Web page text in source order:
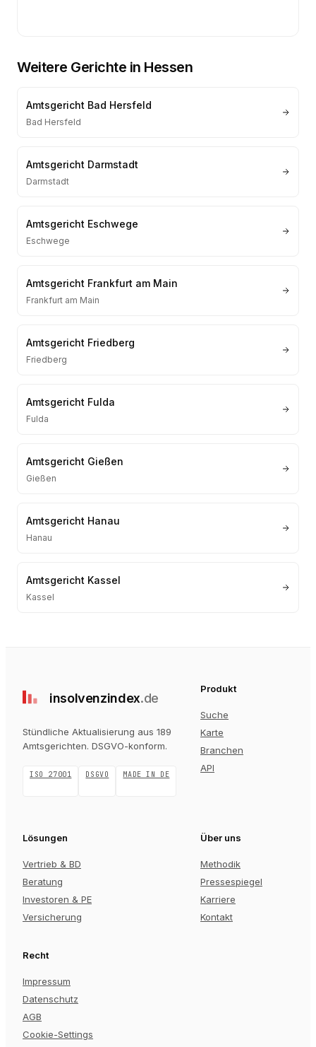
Weitere Gerichte in Hessen
Amtsgericht Bad Hersfeld
Bad Hersfeld
Amtsgericht Darmstadt
Darmstadt
Amtsgericht Eschwege
Eschwege
Amtsgericht Frankfurt am Main
Frankfurt am Main
Amtsgericht Friedberg
Friedberg
Amtsgericht Fulda
Fulda
Amtsgericht Gießen
Gießen
Amtsgericht Hanau
Hanau
Amtsgericht Kassel
Kassel
insolvenzindex.de
Stündliche Aktualisierung aus 189
Amtsgerichten. DSGVO-konform.
ISO 27001 DSGVO MADE IN DE
Produkt
Suche
Karte
Branchen
API
Lösungen
Vertrieb & BD
Beratung
Investoren & PE
Versicherung
Über uns
Methodik
Pressespiegel
Karriere
Kontakt
Recht
Impressum
Datenschutz
AGB
Cookie-Settings